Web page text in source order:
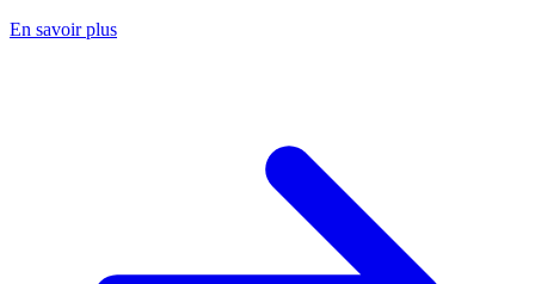
En savoir plus